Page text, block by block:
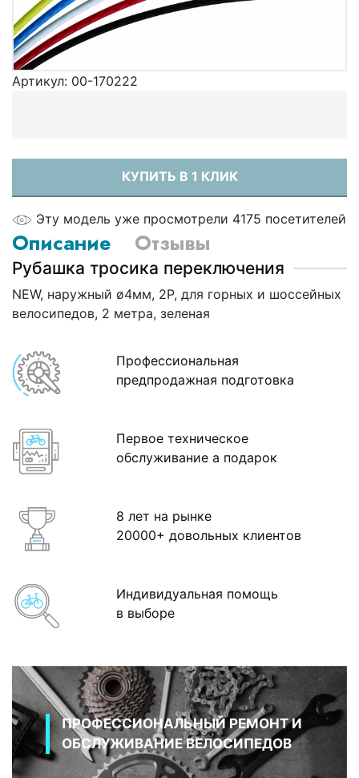
Артикул: 00-170222
КУПИТЬ В 1 КЛИК
Эту модель уже просмотрели 4175 посетителей
Описание Отзывы
Рубашка тросика переключения
NEW, наружный ø4мм, 2P, для горных и шоссейных
велосипедов, 2 метра, зеленая
Профессиональная
предпродажная подготовка
Первое техническое
обслуживание а подарок
8 лет на рынке
20000+ довольных клиентов
Индивидуальная помощь
в выборе
ПРОФЕССИОНАЛЬНЫЙ РЕМОНТ И
ОБСЛУЖИВАНИЕ ВЕЛОСИПЕДОВ